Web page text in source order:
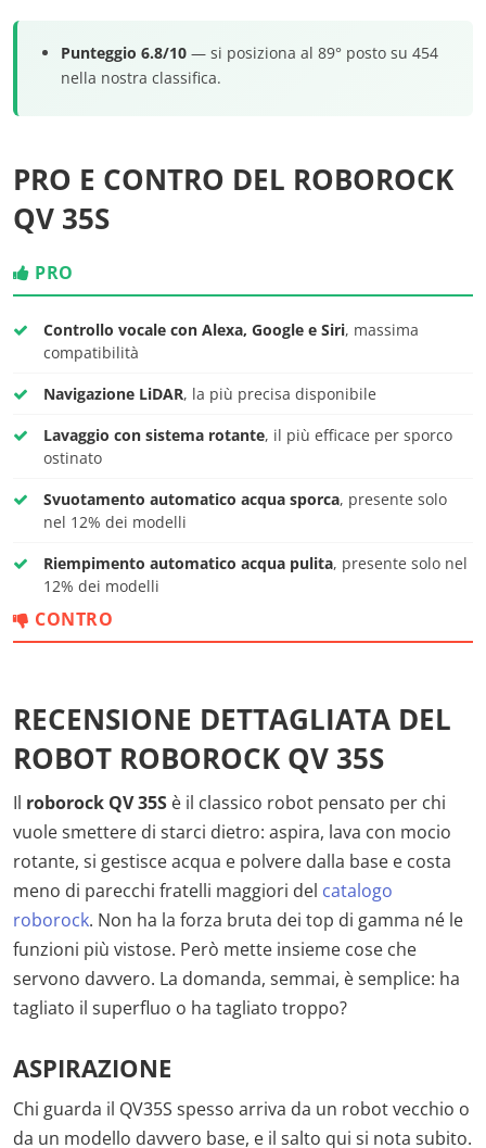
Punteggio 6.8/10 — si posiziona al 89° posto su 454
nella nostra classifica.
PRO E CONTRO DEL ROBOROCK
QV 35S
PRO
Controllo vocale con Alexa, Google e Siri, massima
compatibilità
Navigazione LiDAR, la più precisa disponibile
Lavaggio con sistema rotante, il più efficace per sporco
ostinato
Svuotamento automatico acqua sporca, presente solo
nel 12% dei modelli
Riempimento automatico acqua pulita, presente solo nel
12% dei modelli
CONTRO
RECENSIONE DETTAGLIATA DEL
ROBOT ROBOROCK QV 35S
Il roborock QV 35S è il classico robot pensato per chi
vuole smettere di starci dietro: aspira, lava con mocio
rotante, si gestisce acqua e polvere dalla base e costa
meno di parecchi fratelli maggiori del catalogo
roborock. Non ha la forza bruta dei top di gamma né le
funzioni più vistose. Però mette insieme cose che
servono davvero. La domanda, semmai, è semplice: ha
tagliato il superfluo o ha tagliato troppo?
ASPIRAZIONE
Chi guarda il QV35S spesso arriva da un robot vecchio o
da un modello davvero base, e il salto qui si nota subito.